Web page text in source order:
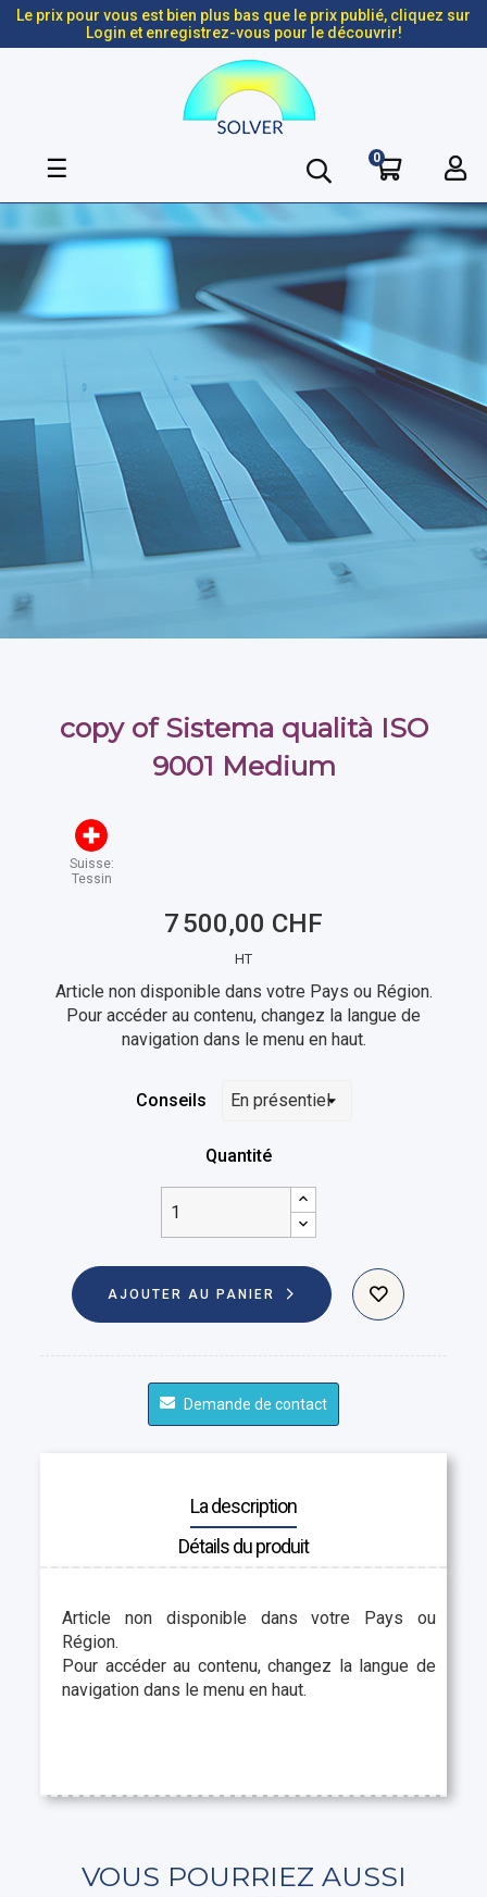
Le prix pour vous est bien plus bas que le prix publié, cliquez sur
Login et enregistrez-vous pour le découvrir!
Basculer
navigation
☰ 0
copy of Sistema qualità ISO
9001 Medium
Suisse:
Tessin
7 500,00 CHF
HT
Article non disponible dans votre Pays ou Région.
Pour accéder au contenu, changez la langue de
navigation dans le menu en haut.
Conseils
Quantité
AJOUTER AU PANIER
Demande de contact
La description
Détails du produit
Article non disponible dans votre Pays ou
Région.
Pour accéder au contenu, changez la langue de
navigation dans le menu en haut.
VOUS POURRIEZ AUSSI